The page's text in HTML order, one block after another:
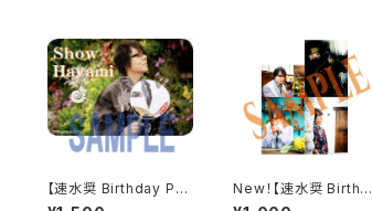
【速水奨 Birthday Par
ty 2024】プリントスク
New！【速水奨 Birthda
y Party2026】ブロマ